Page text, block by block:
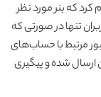
کرد که بنر مورد نظر
تنها در صورتی که
مرتبط با حساب‌های
ارسال شده و پیگیری